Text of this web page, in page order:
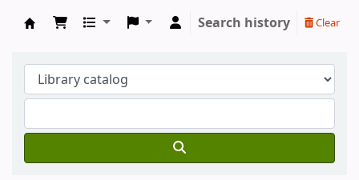
Search history Clear